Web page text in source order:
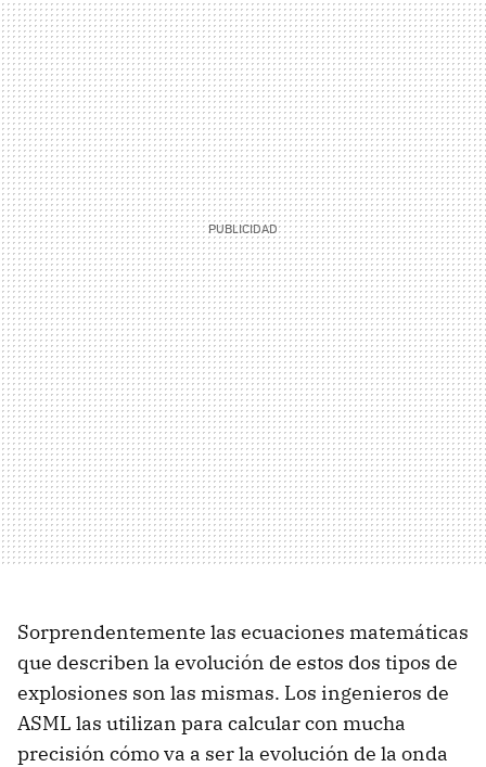
Sorprendentemente las ecuaciones matemáticas
que describen la evolución de estos dos tipos de
explosiones son las mismas. Los ingenieros de
ASML las utilizan para calcular con mucha
precisión cómo va a ser la evolución de la onda